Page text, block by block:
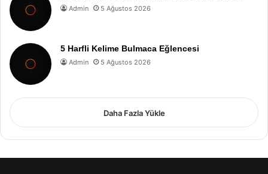
Admin 5 Ağustos 2026
5 Harfli Kelime Bulmaca Eğlencesi
Admin 5 Ağustos 2026
Daha Fazla Yükle